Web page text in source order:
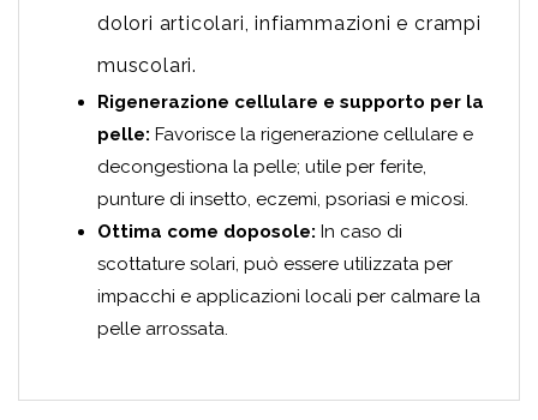
dolori articolari, infiammazioni e crampi
muscolari.
Rigenerazione cellulare e supporto per la
pelle: Favorisce la rigenerazione cellulare e
decongestiona la pelle; utile per ferite,
punture di insetto, eczemi, psoriasi e micosi.
Ottima come doposole: In caso di
scottature solari, può essere utilizzata per
impacchi e applicazioni locali per calmare la
pelle arrossata.